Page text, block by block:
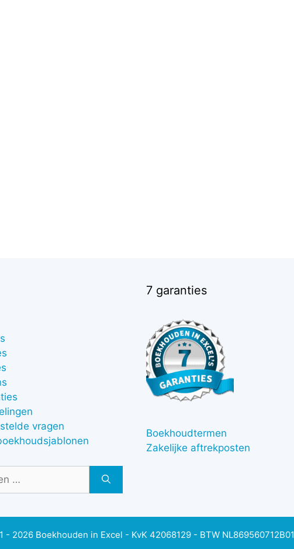
vragen
7 garanties
Boekhoudtermen
Zakelijke aftrekposten
- 2026 Boekhouden in Excel - KvK 42068129 - BTW NL869560712B01